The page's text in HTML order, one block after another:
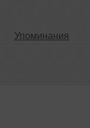
Упоминания